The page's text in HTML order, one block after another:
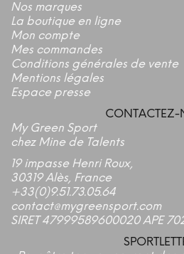
Nos marques
La boutique en ligne
Mon compte
Mes commandes
Conditions générales de vente
Mentions légales
Espace presse
CONTACTEZ-
My Green Sport
chez Mine de Talents
19 impasse Henri Roux,
30319 Alès, France
+33(0)9.51.73.05.64
contact@mygreensport.com
SIRET 47999589600020 APE